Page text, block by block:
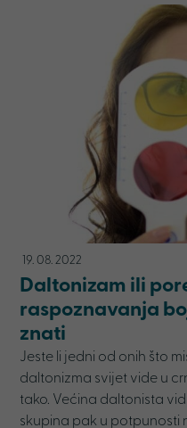
19. 08. 2022
Daltonizam ili
raspoznavanja
znati
Jeste li jedni od onih što
daltonizma svijet vide u
tako. Većina daltonista
skupina pak u potpunosti